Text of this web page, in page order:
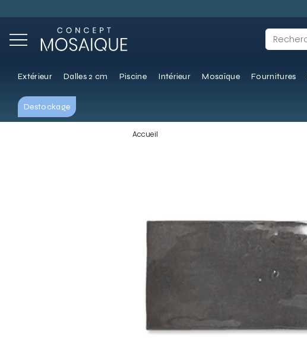
Extérieur Dalles 2 cm Piscine Intérieur Mosaïque Fournitures
Destockage
Accueil